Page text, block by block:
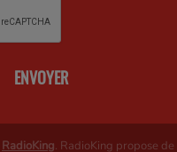
ENVOYER
RadioKing. RadioKing propose de